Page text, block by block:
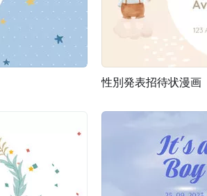
プレビ
性別発表招待状漫画